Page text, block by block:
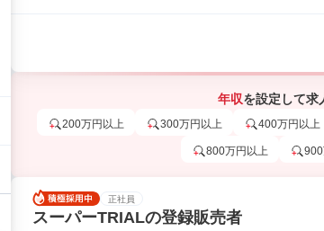
年収を設定して求
200万円以上 300万円以上 400万円以上
800万円以上
正社員
スーパーTRIALの登録販売者